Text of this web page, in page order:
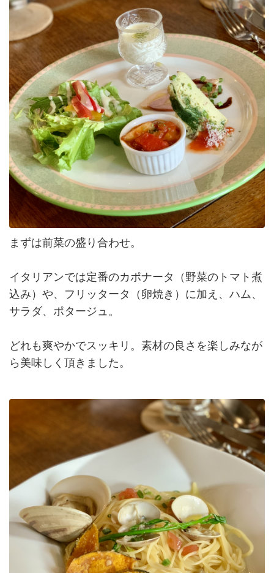
まずは前菜の盛り合わせ。
イタリアンでは定番のカポナータ（野菜のトマト煮
込み）や、フリッタータ（卵焼き）に加え、ハム、
サラダ、ポタージュ。
どれも爽やかでスッキリ。素材の良さを楽しみなが
ら美味しく頂きました。